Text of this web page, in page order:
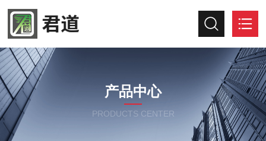
产品中心
PRODUCTS CENTER